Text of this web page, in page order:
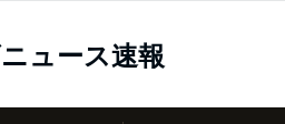
ュース速報